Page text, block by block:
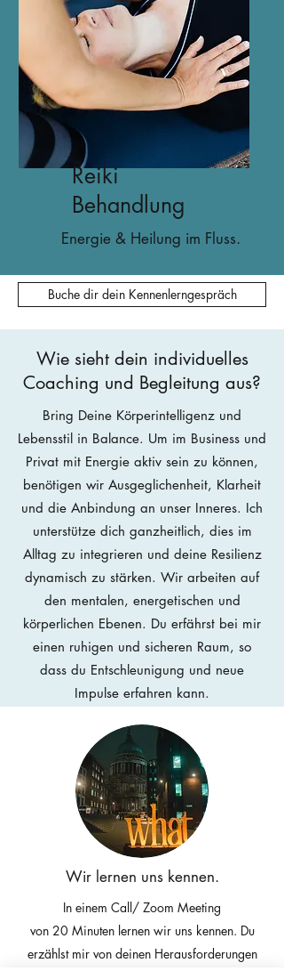
Reiki
Behandlung
Energie & Heilung im Fluss.
Buche dir dein Kennenlerngespräch
Wie sieht dein individuelles
Coaching und Begleitung aus?
Bring Deine Körperintelligenz und
Lebensstil in Balance. Um im Business und
Privat mit Energie aktiv sein zu können,
benötigen wir Ausgeglichenheit, Klarheit
und die Anbindung an unser Inneres. Ich
unterstütze dich ganzheitlich, dies im
Alltag zu integrieren und deine Resilienz
dynamisch zu stärken. Wir arbeiten auf
den mentalen, energetischen und
körperlichen Ebenen. Du erfährst bei mir
einen ruhigen und sicheren Raum, so
dass du Entschleunigung und neue
Impulse erfahren kann.
Wir lernen uns kennen.
In einem Call/ Zoom Meeting
von 20 Minuten lernen wir uns kennen. Du
erzählst mir von deinen Herausforderungen